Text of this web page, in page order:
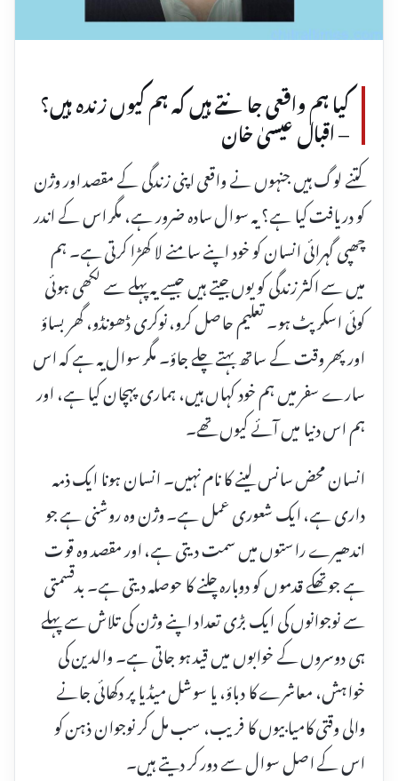
کیا ہم واقعی جانتے ہیں کہ ہم کیوں زندہ ہیں؟
– اقبال عیسیٰ خان
کتنے لوگ ہیں جنہوں نے واقعی اپنی زندگی کے مقصد اور وژن
کو دریافت کیا ہے؟ یہ سوال سادہ ضرور ہے، مگر اس کے اندر
چھپی گہرائی انسان کو خود اپنے سامنے لا کھڑا کرتی ہے۔ ہم
میں سے اکثر زندگی کو یوں جیتے ہیں جیسے یہ پہلے سے لکھی ہوئی
کوئی اسکرپٹ ہو۔ تعلیم حاصل کرو، نوکری ڈھونڈو، گھر بساؤ
اور پھر وقت کے ساتھ بہتے چلے جاؤ۔ مگر سوال یہ ہے کہ اس
سارے سفر میں ہم خود کہاں ہیں، ہماری پہچان کیا ہے، اور
ہم اس دنیا میں آئے کیوں تھے۔
انسان محض سانس لینے کا نام نہیں۔ انسان ہونا ایک ذمہ
داری ہے، ایک شعوری عمل ہے۔ وژن وہ روشنی ہے جو
اندھیرے راستوں میں سمت دیتی ہے، اور مقصد وہ قوت
ہے جو تھکے قدموں کو دوبارہ چلنے کا حوصلہ دیتی ہے۔ بدقسمتی
سے نوجوانوں کی ایک بڑی تعداد اپنے وژن کی تلاش سے پہلے
ہی دوسروں کے خوابوں میں قید ہو جاتی ہے۔ والدین کی
خواہش، معاشرے کا دباؤ، یا سوشل میڈیا پر دکھائی جانے
والی وقتی کامیابیوں کا فریب، سب مل کر نوجوان ذہن کو
اس کے اصل سوال سے دور کر دیتے ہیں۔